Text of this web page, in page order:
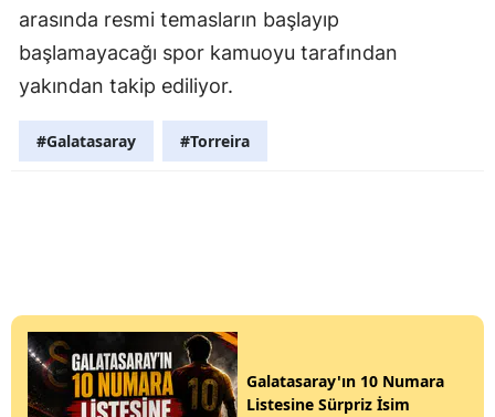
arasında resmi temasların başlayıp
başlamayacağı spor kamuoyu tarafından
yakından takip ediliyor.
#Galatasaray #Torreira
Galatasaray'ın 10 Numara
Listesine Sürpriz İsim